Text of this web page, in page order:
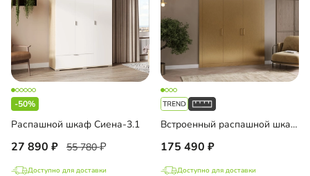
-50%
Распашной шкаф Сиена-3.1
27 890 55 780
Доступно для доставки
Встроенный распашной шкаф Тино-3-2
175 490
Доступно для доставки